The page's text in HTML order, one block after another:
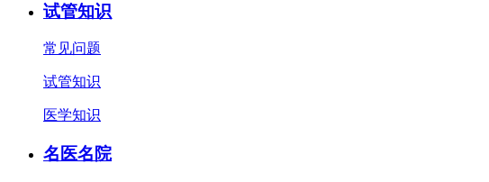
试管知识
常见问题
试管知识
医学知识
名医名院